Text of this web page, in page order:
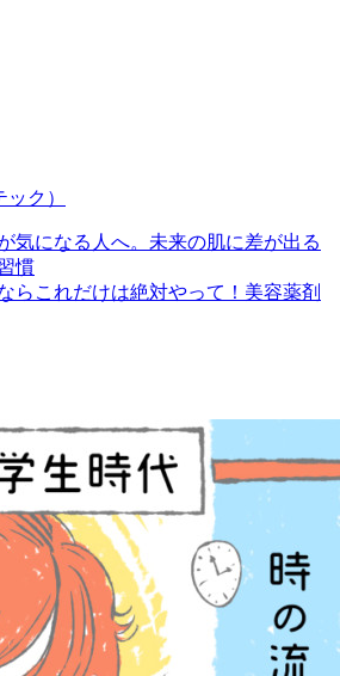
ク）
気になる人へ。未来の肌に差が出る
慣
らこれだけは絶対やって！美容薬剤